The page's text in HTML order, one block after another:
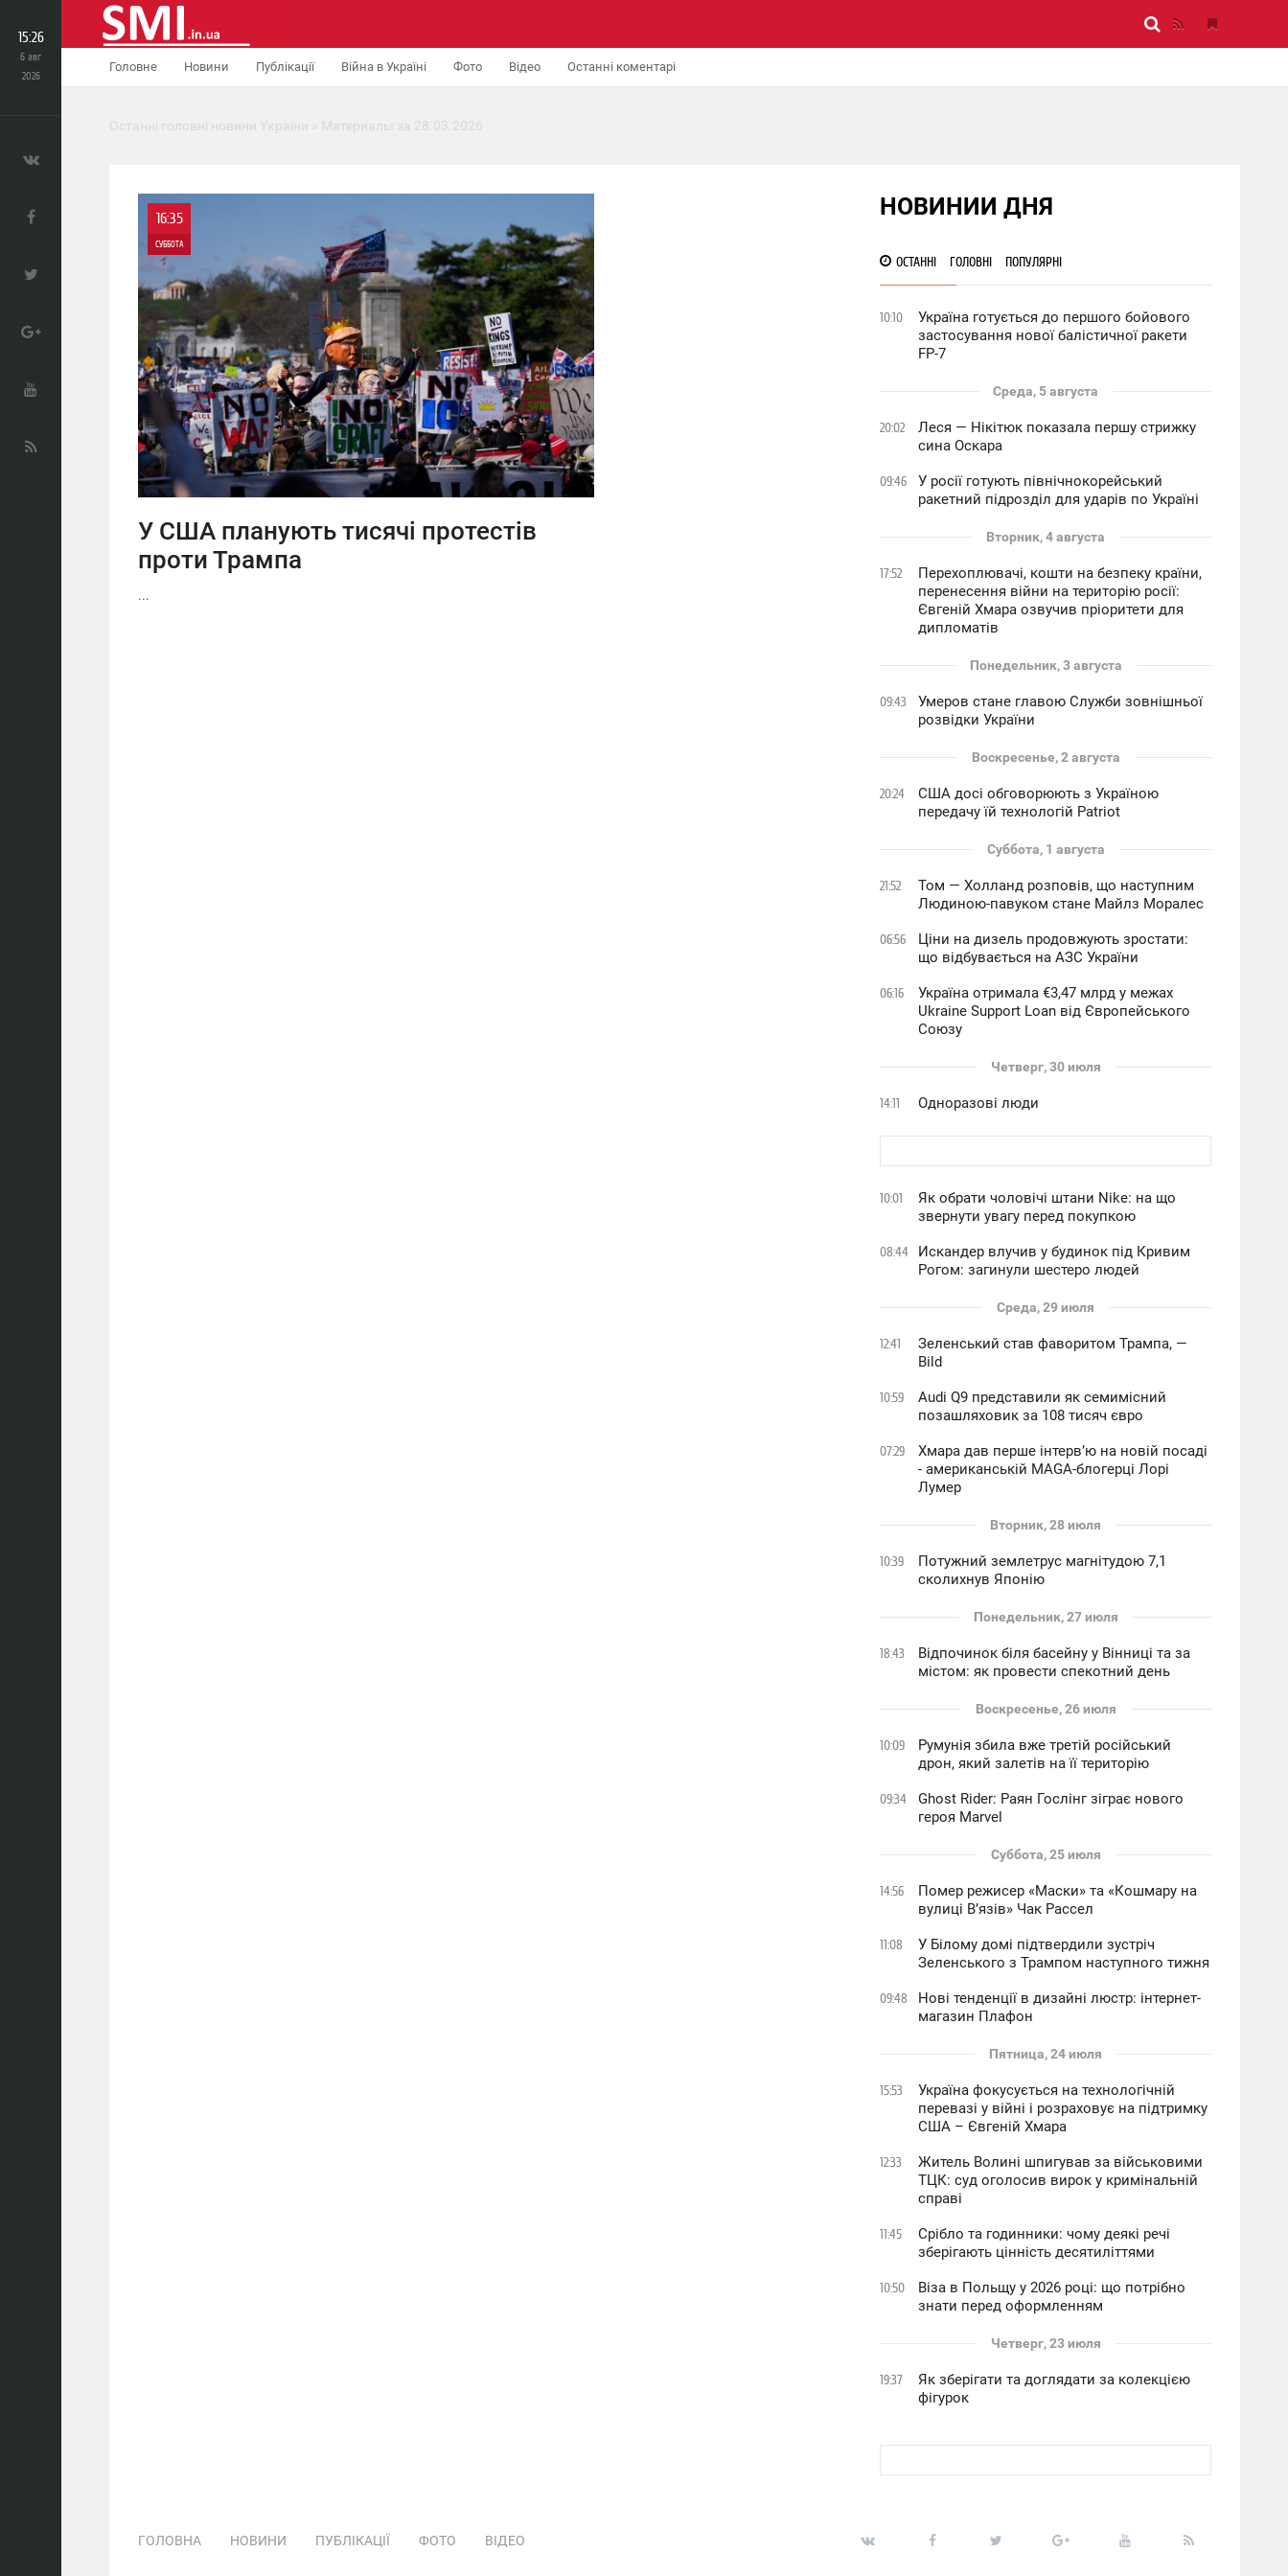
Головне Новини Публікації Війна в Україні Фото Відео Останні коментарі
15:26
6 авг
2026
Останні головні новини України » Материалы за 28.03.2026
16:35
СУББОТА
0
0
У США планують тисячі протестів
проти Трампа
...
НОВИНИИ ДНЯ
ОСТАННІ ГОЛОВНІ ПОПУЛЯРНІ
10:10
Україна готується до першого бойового
застосування нової балістичної ракети
FP-7
Среда, 5 августа
20:02
Леся — Нікітюк показала першу стрижку
сина Оскара
09:46
У росії готують північнокорейський
ракетний підрозділ для ударів по Україні
Вторник, 4 августа
17:52
Перехоплювачі, кошти на безпеку країни,
перенесення війни на територію росії:
Євгеній Хмара озвучив пріоритети для
дипломатів
Понедельник, 3 августа
09:43
Умеров стане главою Служби зовнішньої
розвідки України
Воскресенье, 2 августа
20:24
США досі обговорюють з Україною
передачу їй технологій Patriot
Суббота, 1 августа
21:52
Том — Холланд розповів, що наступним
Людиною-павуком стане Майлз Моралес
06:56
Ціни на дизель продовжують зростати:
що відбувається на АЗС України
06:16
Україна отримала €3,47 млрд у межах
Ukraine Support Loan від Європейського
Союзу
Четверг, 30 июля
14:11 Одноразові люди
10:01
Як обрати чоловічі штани Nike: на що
звернути увагу перед покупкою
08:44
Искандер влучив у будинок під Кривим
Рогом: загинули шестеро людей
Среда, 29 июля
12:41
Зеленський став фаворитом Трампа, —
Bild
10:59
Audi Q9 представили як семимісний
позашляховик за 108 тисяч євро
07:29
Хмара дав перше інтервʼю на новій посаді
- американській MAGA-блогерці Лорі
Лумер
Вторник, 28 июля
10:39
Потужний землетрус магнітудою 7,1
сколихнув Японію
Понедельник, 27 июля
18:43
Відпочинок біля басейну у Вінниці та за
містом: як провести спекотний день
Воскресенье, 26 июля
10:09
Румунія збила вже третій російський
дрон, який залетів на її територію
09:34
Ghost Rider: Раян Гослінг зіграє нового
героя Marvel
Суббота, 25 июля
14:56
Помер режисер «Маски» та «Кошмару на
вулиці В’язів» Чак Рассел
11:08
У Білому домі підтвердили зустріч
Зеленського з Трампом наступного тижня
09:48
Нові тенденції в дизайні люстр: інтернет-
магазин Плафон
Пятница, 24 июля
15:53
Україна фокусується на технологічній
перевазі у війні і розраховує на підтримку
США – Євгеній Хмара
12:33
Житель Волині шпигував за військовими
ТЦК: суд оголосив вирок у кримінальній
справі
11:45
Срібло та годинники: чому деякі речі
зберігають цінність десятиліттями
10:50
Віза в Польщу у 2026 році: що потрібно
знати перед оформленням
Четверг, 23 июля
19:37
Як зберігати та доглядати за колекцією
фігурок
ГОЛОВНА НОВИНИ ПУБЛІКАЦІЇ ФОТО ВІДЕО